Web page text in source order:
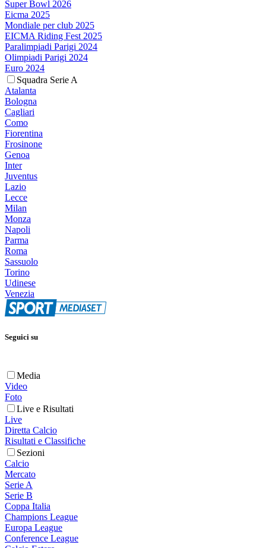
Super Bowl 2026
Eicma 2025
Mondiale per club 2025
EICMA Riding Fest 2025
Paralimpiadi Parigi 2024
Olimpiadi Parigi 2024
Euro 2024
Squadra Serie A
Atalanta
Bologna
Cagliari
Como
Fiorentina
Frosinone
Genoa
Inter
Juventus
Lazio
Lecce
Milan
Monza
Napoli
Parma
Roma
Sassuolo
Torino
Udinese
Venezia
Seguici su
Media
Video
Foto
Live e Risultati
Live
Diretta Calcio
Risultati e Classifiche
Sezioni
Calcio
Mercato
Serie A
Serie B
Coppa Italia
Champions League
Europa League
Conference League